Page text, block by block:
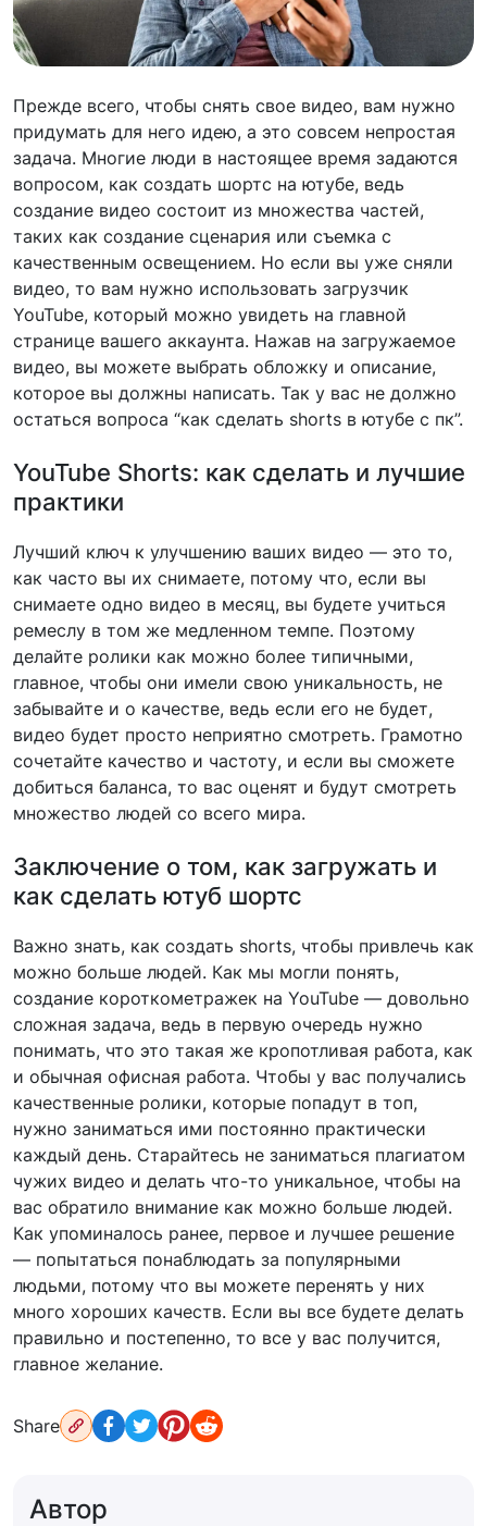
Прежде всего, чтобы снять свое видео, вам нужно
придумать для него идею, а это совсем непростая
задача. Многие люди в настоящее время задаются
вопросом, как создать шортс на ютубе, ведь
создание видео состоит из множества частей,
таких как создание сценария или съемка с
качественным освещением. Но если вы уже сняли
видео, то вам нужно использовать загрузчик
YouTube, который можно увидеть на главной
странице вашего аккаунта. Нажав на загружаемое
видео, вы можете выбрать обложку и описание,
которое вы должны написать. Так у вас не должно
остаться вопроса “​​как сделать shorts в ютубе с пк”.
YouTube Shorts: как сделать и лучшие
практики
Лучший ключ к улучшению ваших видео — это то,
как часто вы их снимаете, потому что, если вы
снимаете одно видео в месяц, вы будете учиться
ремеслу в том же медленном темпе. Поэтому
делайте ролики как можно более типичными,
главное, чтобы они имели свою уникальность, не
забывайте и о качестве, ведь если его не будет,
видео будет просто неприятно смотреть. Грамотно
сочетайте качество и частоту, и если вы сможете
добиться баланса, то вас оценят и будут смотреть
множество людей со всего мира.
Заключение о том, как загружать и
как сделать ютуб шортс
Важно знать, как создать shorts, чтобы привлечь как
можно больше людей. Как мы могли понять,
создание короткометражек на YouTube — довольно
сложная задача, ведь в первую очередь нужно
понимать, что это такая же кропотливая работа, как
и обычная офисная работа. Чтобы у вас получались
качественные ролики, которые попадут в топ,
нужно заниматься ими постоянно практически
каждый день. Старайтесь не заниматься плагиатом
чужих видео и делать что-то уникальное, чтобы на
вас обратило внимание как можно больше людей.
Как упоминалось ранее, первое и лучшее решение
— попытаться понаблюдать за популярными
людьми, потому что вы можете перенять у них
много хороших качеств. Если вы все будете делать
правильно и постепенно, то все у вас получится,
главное желание.
Share
Автор